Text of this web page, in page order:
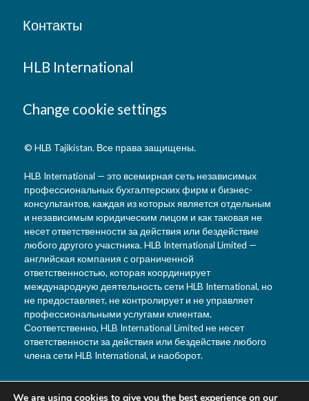
Контакты
HLB International
Change cookie settings
© HLB Tajikistan. Все права защищены.
HLB International — это всемирная сеть независимых
профессиональных бухгалтерских фирм и бизнес-
консультантов, каждая из которых является отдельным
и независимым юридическим лицом и как таковая не
несет ответственности за действия или бездействие
любого другого участника. HLB International Limited —
английская компания с ограниченной
ответственностью, которая координирует
международную деятельность сети HLB International, но
не предоставляет, не контролирует и не управляет
профессиональными услугами клиентам.
Соответственно, HLB International Limited не несет
ответственности за действия или бездействие любого
члена сети HLB International, и наоборот.
We are using cookies to give you the best experience on our